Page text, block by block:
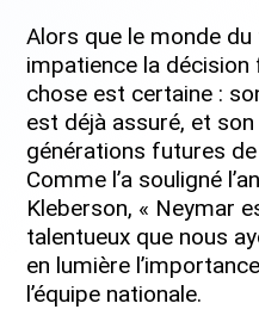
Alors que le monde
impatience la décision
chose est certaine :
est déjà assuré, et
générations futures
Comme l’a souligné
Kleberson, « Neymar
talentueux que nous
en lumière
l’équipe nationale.